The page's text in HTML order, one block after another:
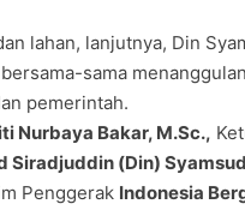
lahan, lanjutnya, Din
sama
pemerintah.
Nurbaya Bakar, M.Sc.,
Siradjuddin (Din)
Penggerak Indonesia